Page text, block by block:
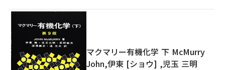
マクマリー有機化学 下 McMurry
John,伊東 [ショウ] ,児玉 三明